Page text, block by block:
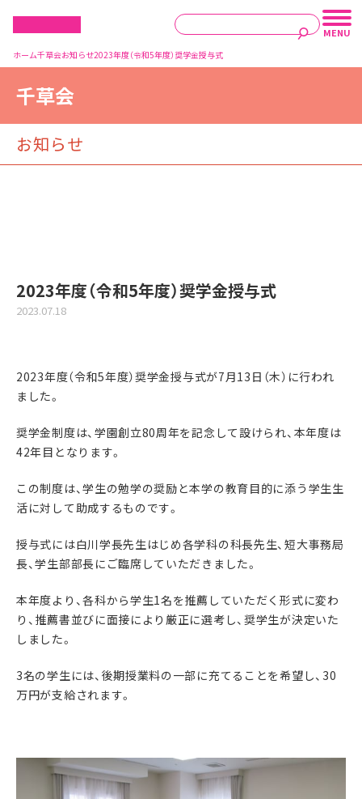
ホーム千草会お知らせ2023年度（令和5年度）奨学金授与式
千草会
お知らせ
2023年度（令和5年度）奨学金授与式
2023.07.18
2023年度（令和5年度）奨学金授与式が7月13日（木）に行われ
ました。
奨学金制度は、学園創立80周年を記念して設けられ、本年度は
42年目となります。
この制度は、学生の勉学の奨励と本学の教育目的に添う学生生
活に対して助成するものです。
授与式には白川学長先生はじめ各学科の科長先生、短大事務局
長、学生部部長にご臨席していただきました。
本年度より、各科から学生1名を推薦していただく形式に変わ
り、推薦書並びに面接により厳正に選考し、奨学生が決定いた
しました。
3名の学生には、後期授業料の一部に充てることを希望し、30
万円が支給されます。